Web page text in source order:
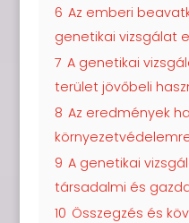
6 Az emberi
genetikai vizsgálat
7 A genetikai
terület jövőbeli
8 Az eredmények
9 A genetikai
társadalmi és
10 Összegzés és